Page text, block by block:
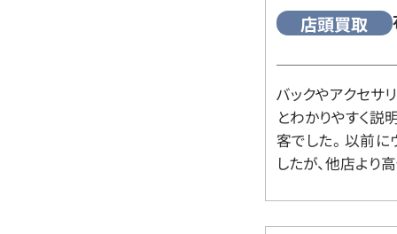
店頭買取
バックやアクセサ
とわかりやすく説
客でした。 以前
したが、他店より